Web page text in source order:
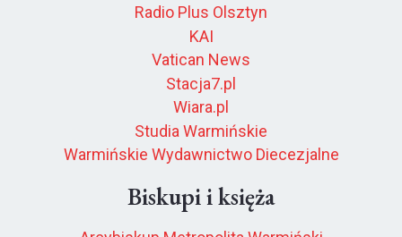
Radio Plus Olsztyn
KAI
Vatican News
Stacja7.pl
Wiara.pl
Studia Warmińskie
Warmińskie Wydawnictwo Diecezjalne
Biskupi i księża